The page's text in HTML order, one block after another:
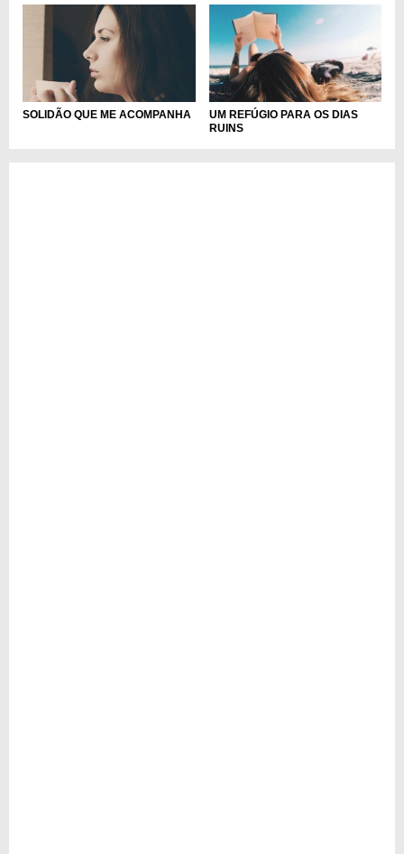
SOLIDÃO QUE ME ACOMPANHA
UM REFÚGIO PARA OS DIAS
RUINS